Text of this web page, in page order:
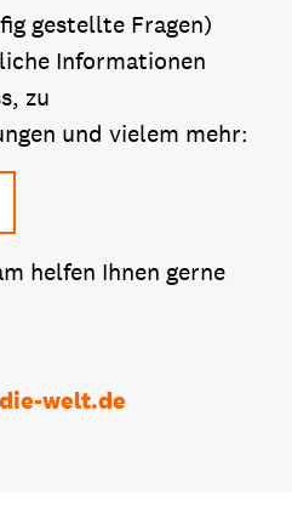
gestellte Fragen)
Informationen
zu
und vielem mehr:
helfen Ihnen gerne
welt.de